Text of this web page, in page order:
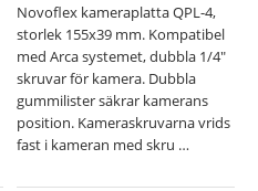
Novoflex kameraplatta QPL-4,
storlek 155x39 mm. Kompatibel
med Arca systemet, dubbla 1/4"
skruvar för kamera. Dubbla
gummilister säkrar kamerans
position. Kameraskruvarna vrids
fast i kameran med skru …